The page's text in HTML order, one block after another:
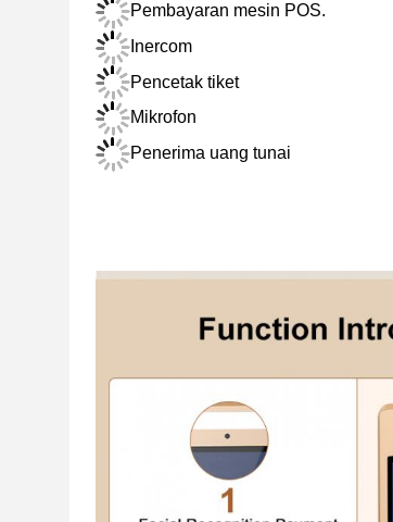
Pembayaran mesin POS.
Inercom
Pencetak tiket
Mikrofon
Penerima uang tunai